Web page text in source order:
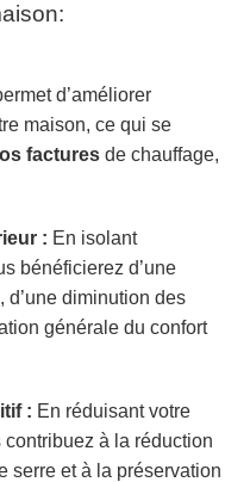
d’améliorer
maison, ce qui se
factures de chauffage,
: En isolant
bénéficierez d’une
diminution des
générale du confort
: En réduisant votre
contribuez à la réduction
serre et à la préservation